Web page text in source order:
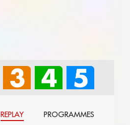
REPLAY PROGRAMMES